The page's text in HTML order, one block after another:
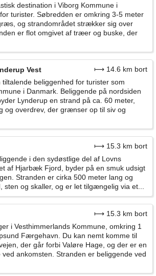
destination i Viborg Kommune i
turister. Søbredden er omkring 3-5 meter
og strandområdet strækker sig over
er flot omgivet af træer og buske, der
Vest
⟼ 14.6 km bort
tiltalende beliggenhed for turister som
i Danmark. Beliggende på nordsiden
Lynderup en strand på ca. 60 meter,
og overdrev, der grænser op til siv og
⟼ 15.3 km bort
i den sydøstlige del af Lovns
af Hjarbæk Fjord, byder på en smuk udsigt
Stranden er cirka 500 meter lang og
sten og skaller, og er let tilgængelig via et...
⟼ 15.3 km bort
i Vesthimmerlands Kommune, omkring 1
Færgehavn. Du kan nemt komme til
der går forbi Valøre Hage, og der er en
ved ankomsten. Stranden er beliggende ved